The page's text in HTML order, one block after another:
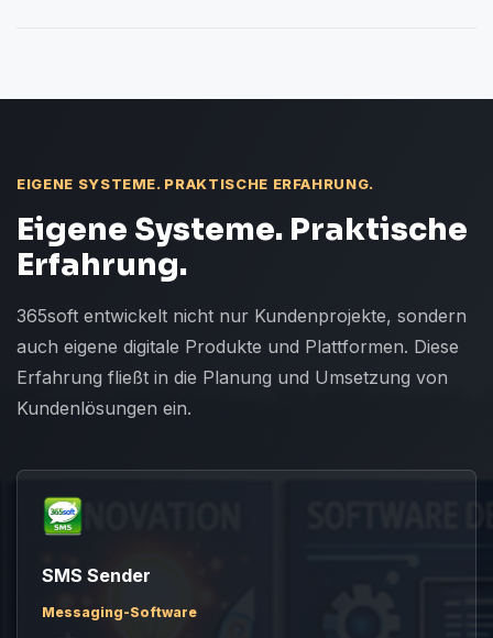
EIGENE SYSTEME. PRAKTISCHE ERFAHRUNG.
Eigene Systeme. Praktische
Erfahrung.
365soft entwickelt nicht nur Kundenprojekte, sondern
auch eigene digitale Produkte und Plattformen. Diese
Erfahrung fließt in die Planung und Umsetzung von
Kundenlösungen ein.
SMS Sender
Messaging-Software